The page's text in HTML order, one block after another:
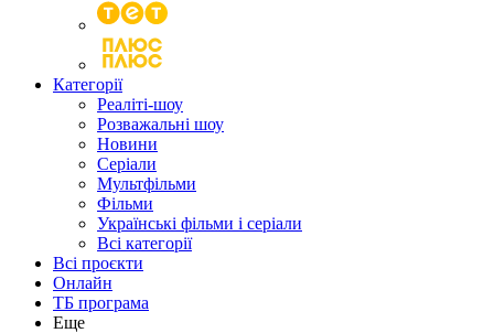
Категорії
Реаліті-шоу
Розважальні шоу
Новини
Серіали
Мультфільми
Фільми
Українські фільми і серіали
Всі категорії
Всі проєкти
Онлайн
ТБ програма
Еще